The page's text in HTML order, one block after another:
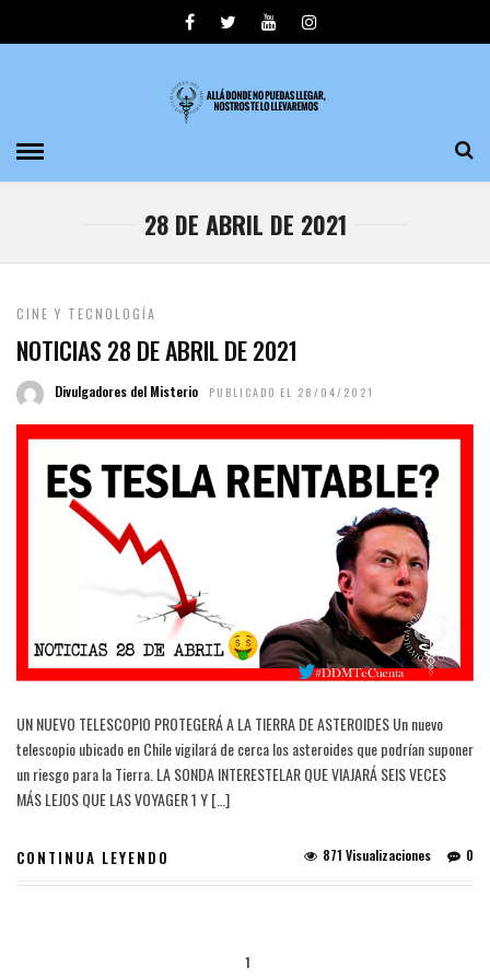
28 DE ABRIL DE 2021
CINE Y TECNOLOGÍA
NOTICIAS 28 DE ABRIL DE 2021
Divulgadores del Misterio PUBLICADO EL 28/04/2021
UN NUEVO TELESCOPIO PROTEGERÁ A LA TIERRA DE ASTEROIDES Un nuevo
telescopio ubicado en Chile vigilará de cerca los asteroides que podrían suponer
un riesgo para la Tierra. LA SONDA INTERESTELAR QUE VIAJARÁ SEIS VECES
MÁS LEJOS QUE LAS VOYAGER 1 Y […]
CONTINUA LEYENDO 0
871 Visualizaciones
1